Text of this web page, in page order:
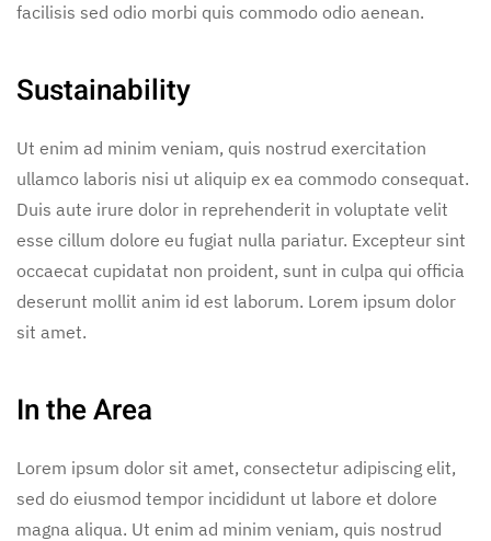
facilisis sed odio morbi quis commodo odio aenean.
Sustainability
Ut enim ad minim veniam, quis nostrud exercitation
ullamco laboris nisi ut aliquip ex ea commodo consequat.
Duis aute irure dolor in reprehenderit in voluptate velit
esse cillum dolore eu fugiat nulla pariatur. Excepteur sint
occaecat cupidatat non proident, sunt in culpa qui officia
deserunt mollit anim id est laborum. Lorem ipsum dolor
sit amet.
In the Area
Lorem ipsum dolor sit amet, consectetur adipiscing elit,
sed do eiusmod tempor incididunt ut labore et dolore
magna aliqua. Ut enim ad minim veniam, quis nostrud